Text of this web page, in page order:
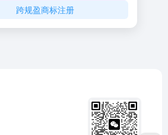
跨规盈商标注册